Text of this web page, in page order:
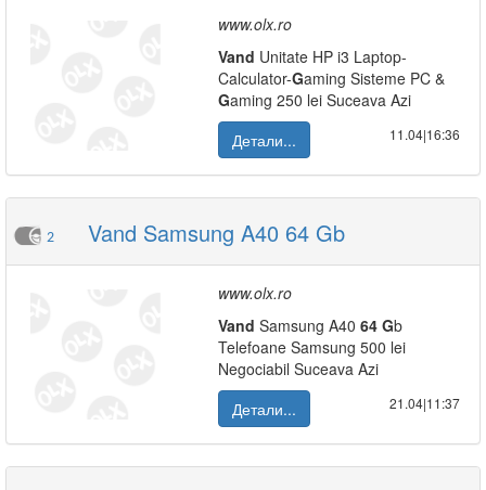
www.olx.ro
Vand Unitate HP i3 Laptop-
Calculator-Gaming Sisteme PC &
Gaming 250 lei Suceava Azi
Детали...
11.04|16:36
2 Vand Samsung A40 64 Gb
www.olx.ro
Vand Samsung A40 64 Gb
Telefoane Samsung 500 lei
Negociabil Suceava Azi
Детали...
21.04|11:37